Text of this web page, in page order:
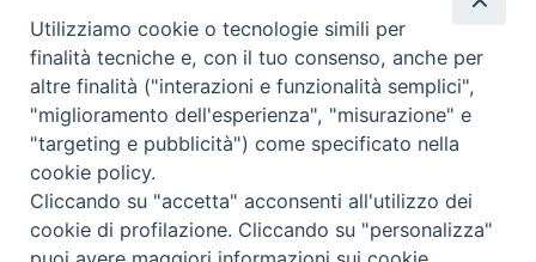
1 … 170 171 172 173 174 …
Utilizziamo cookie o tecnologie simili per
finalità tecniche e, con il tuo consenso, anche per
altre finalità ("interazioni e funzionalità semplici",
"miglioramento dell'esperienza", "misurazione" e
"targeting e pubblicità") come specificato nella
cookie policy.
Cliccando su "accetta" acconsenti all'utilizzo dei
cookie di profilazione. Cliccando su "personalizza"